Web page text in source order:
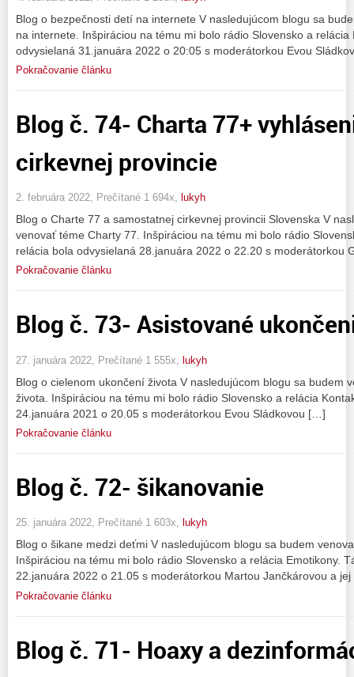
Blog o bezpečnosti detí na internete V nasledujúcom blogu sa
na internete. Inšpiráciou na tému mi bolo rádio Slovensko a relácia
odvysielaná 31.januára 2022 o 20:05 s moderátorkou Evou
Pokračovanie článku
Blog č. 74- Charta 77+
cirkevnej provincie
2. februára 2022, Prečítané 1 694x, lukyh
Blog o Charte 77 a samostatnej cirkevnej provincii Slovenska V
venovať téme Charty 77. Inšpiráciou na tému mi bolo rádio
relácia bola odvysielaná 28.januára 2022 o 22.20 s moderátorkou
Pokračovanie článku
Blog č. 73- Asistované
27. januára 2022, Prečítané 1 555x, lukyh
Blog o cielenom ukončení života V nasledujúcom blogu sa budem
života. Inšpiráciou na tému mi bolo rádio Slovensko a relácia
24.januára 2021 o 20.05 s moderátorkou Evou Sládkovou […]
Pokračovanie článku
Blog č. 72- šikanovanie
25. januára 2022, Prečítané 1 603x, lukyh
Blog o šikane medzi deťmi V nasledujúcom blogu sa budem
Inšpiráciou na tému mi bolo rádio Slovensko a relácia Emotikony.
22.januára 2022 o 21.05 s moderátorkou Martou Jančkárovou a
Pokračovanie článku
Blog č. 71- Hoaxy a